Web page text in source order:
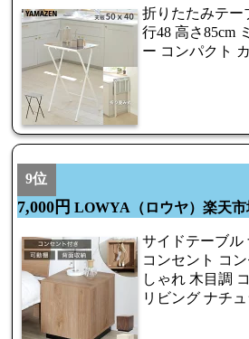
折りたたみテー
行48 高さ85cm
ー コンパクト
9位
7,000円 LOWYA（ロウヤ）楽天市
サイドテーブル
コンセント コ
しゃれ 木目調
リビング ナチ